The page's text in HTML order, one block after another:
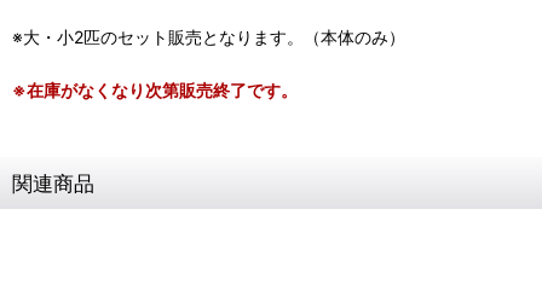
※大・小2匹のセット販売となります。（本体のみ）
※在庫がなくなり次第販売終了です。
関連商品